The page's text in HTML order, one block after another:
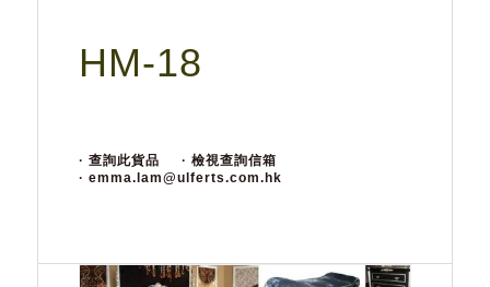
HM-18
· 查詢此貨品
· 檢視查詢信箱
· emma.lam@ulferts.com.hk